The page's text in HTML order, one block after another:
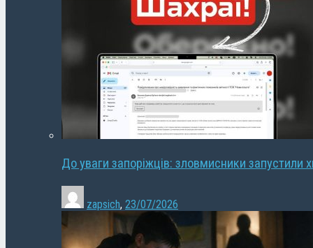
До уваги запоріжців: зловмисники запустили
zapsich, 23/07/2026